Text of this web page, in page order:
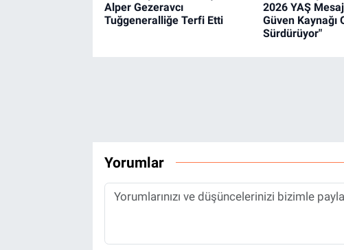
Alper Gezeravcı
Tuğgeneralliğe Terfi Etti
2026 YAŞ
Güven Kaynağı
Sürdürüyor"
Yorumlar